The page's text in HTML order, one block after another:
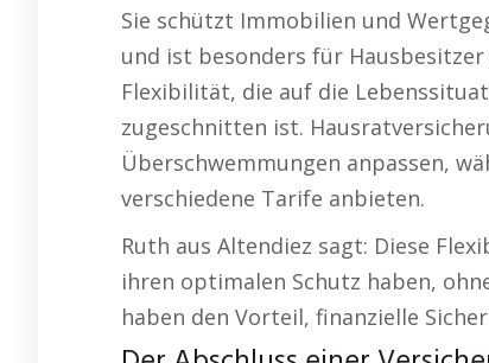
Sie schützt Immobilien und
und ist besonders für
Flexibilität, die auf die
zugeschnitten ist.
Überschwemmungen anpassen,
verschiedene Tarife anbieten.
Ruth aus Altendiez sagt: Diese
ihren optimalen Schutz haben,
haben den Vorteil, finanzielle